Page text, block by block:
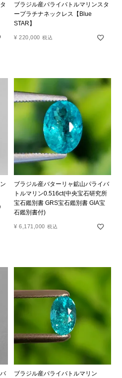
ブラジル産パライバトルマリンスタ
ープラチナネックレス【Blue
STAR】
¥ 220,000 税込
ブラジル産バターリャ鉱山パライバ
トルマリン0.516ct(中央宝石研究所
宝石鑑別書 GRS宝石鑑別書 GIA宝
石鑑別書付)
¥ 6,171,000 税込
ブラジル産パライバトルマリン